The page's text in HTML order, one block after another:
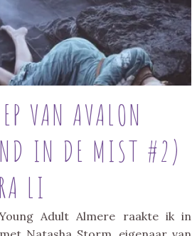
VAN AVALON
IN DE MIST #2)
LI
Adult Almere raakte ik in